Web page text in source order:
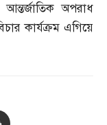
আন্তর্জাতিক অপরাধ
কার্যক্রম এগিয়ে